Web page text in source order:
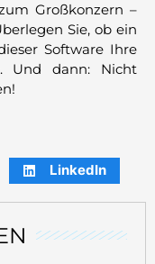
Großkonzern –
Sie, ob ein
Software Ihre
Und dann: Nicht
LinkedIn